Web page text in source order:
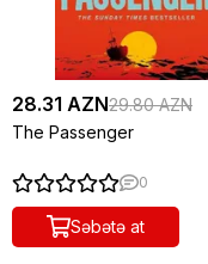
28.31 AZN29.80 AZN
The Passenger
0
Səbətə at